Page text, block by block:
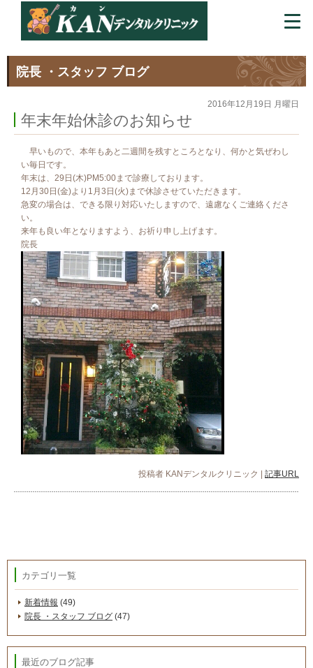
院長 ・スタッフ ブログ
2016年12月19日 月曜日
年末年始休診のお知らせ
早いもので、本年もあと二週間を残すところとなり、何かと気ぜわし
い毎日です。
年末は、29日(木)PM5:00まで診療しております。
12月30日(金)より1月3日(火)まで休診させていただきます。
急変の場合は、できる限り対応いたしますので、遠慮なくご連絡くださ
い。
来年も良い年となりますよう、お祈り申し上げます。
院長
投稿者 KANデンタルクリニック 記事URL
カテゴリ一覧
新着情報 (49)
院長 ・スタッフ ブログ (47)
最近のブログ記事